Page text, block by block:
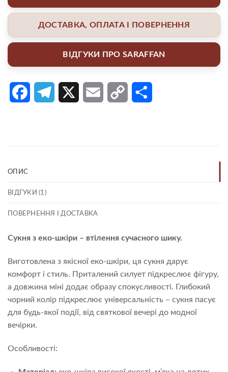
ДОСТАВКА, ОПЛАТА І ПОВЕРНЕННЯ
ВІДГУКИ ПРО SARAFFAN
FacebookTelegram Email Copy
ОПИС
ВІДГУКИ (1)
ПОВЕРНЕННЯ І ДОСТАВКА
Сукня з еко-шкіри – втілення сучасного шику.
Виготовлена з якісної еко-шкіри, ця сукня дарує
комфорт і стиль. Приталений силует підкреслює фігуру,
а довжина міні додає образу спокусливості. Глибокий
чорний колір підкреслює універсальність – сукня пасує
для будь-якої події, від святкової вечері до модної
вечірки.
Особливості: